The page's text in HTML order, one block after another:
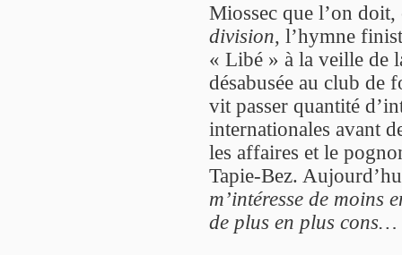
Miossec que l’on
division, l’hymne
« Libé » à la veille de
désabusée au club de
vit passer quantité
internationales avant
les affaires et le
Tapie-Bez.
m’intéresse de moins
de plus en plus cons…